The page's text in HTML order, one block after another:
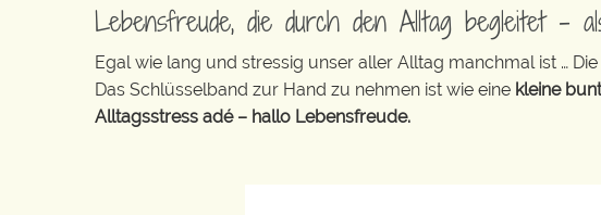
Lebensfreude, die durch den Alltag begleitet –
Egal wie lang und stressig unser aller Alltag manchmal ist …
Das Schlüsselband zur Hand zu nehmen ist wie eine kleine
Alltagsstress adé – hallo Lebensfreude.